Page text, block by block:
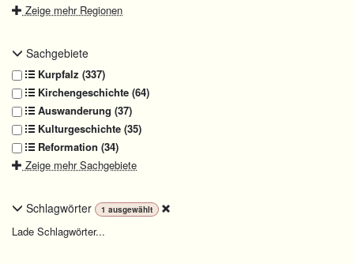
Zeige mehr Regionen
Sachgebiete
Kurpfalz (337)
Kirchengeschichte (64)
Auswanderung (37)
Kulturgeschichte (35)
Reformation (34)
Zeige mehr Sachgebiete
Schlagwörter 1 ausgewählt
Lade Schlagwörter...